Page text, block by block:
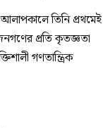
তিনি প্রথমেই
প্রতি কৃতজ্ঞতা
গণতান্ত্রিক